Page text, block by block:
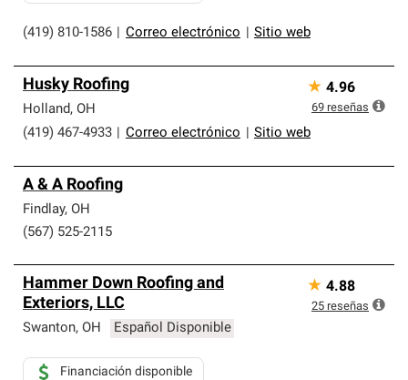
(419) 810-1586 Correo electrónico Sitio web
Husky Roofing
Holland, OH
(419) 467-4933
Correo electrónico Sitio web
★ 4.96
69 reseñas
A & A Roofing
Findlay, OH
(567) 525-2115
Hammer Down Roofing and
Exteriors, LLC
Swanton, OH Español Disponible
Financiación disponible
★ 4.88
25 reseñas